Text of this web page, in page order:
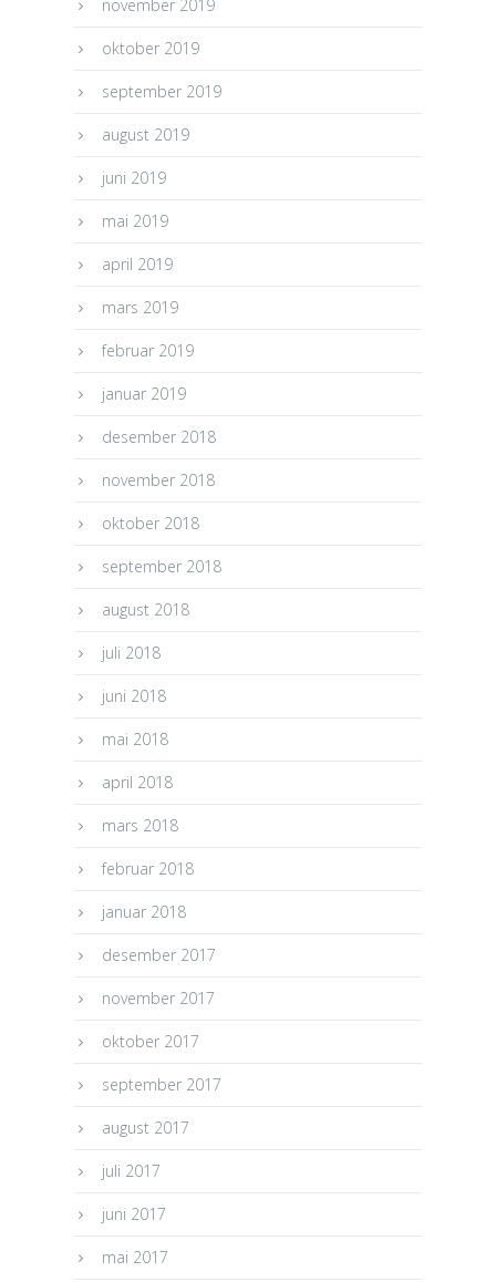
november 2019
oktober 2019
september 2019
august 2019
juni 2019
mai 2019
april 2019
mars 2019
februar 2019
januar 2019
desember 2018
november 2018
oktober 2018
september 2018
august 2018
juli 2018
juni 2018
mai 2018
april 2018
mars 2018
februar 2018
januar 2018
desember 2017
november 2017
oktober 2017
september 2017
august 2017
juli 2017
juni 2017
mai 2017